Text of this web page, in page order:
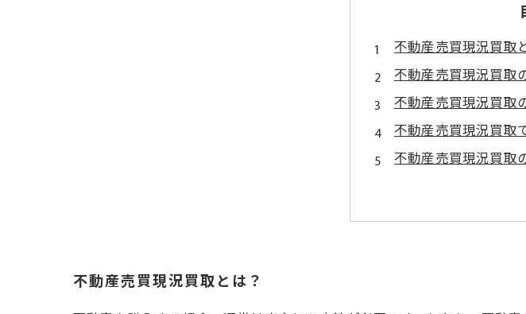
不動産売買現況買取
不動産売買現況買取
不動産売買現況買取
不動産売買現況買取
不動産売買現況買取
不動産売買現況買取とは？